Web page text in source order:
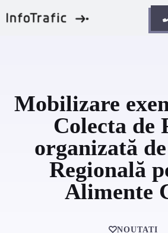
to
Mobilizare
Colecta de
organizată
Regională
Alimente
NOUTATI